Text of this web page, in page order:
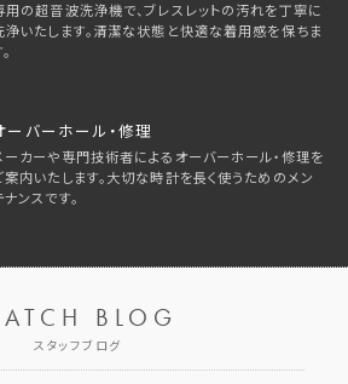
用の超音波洗浄機で、ブレスレットの汚れを丁寧に
浄いたします。清潔な状態と快適な着用感を保ちま
ーバーホール・修理
ーカーや専門技術者によるオーバーホール・修理を
案内いたします。大切な時計を長く使うためのメン
ナンスです。
BLOG
スタッフブログ